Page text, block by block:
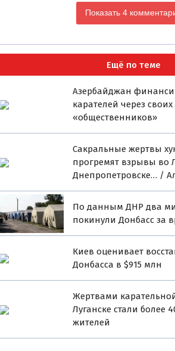
Показать 4
Ещё по теме
Азербайджан
карателей через своих
«общественников»
Сакральные жертвы
прогремят взрывы во
Днепропетровске… /
По данным ДНР два
покинули Донбасс за
Киев оценивает
Донбасса в $915 млн
Жертвами
Луганске стали более
жителей